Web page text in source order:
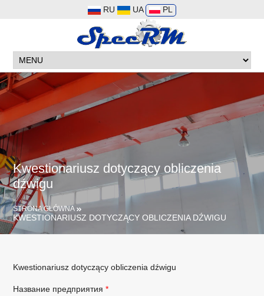
RU UA PL
Kwestionariusz dotyczący obliczenia
dźwigu
STRONA GŁÓWNA
KWESTIONARIUSZ DOTYCZĄCY OBLICZENIA DŹWIGU
Kwestionariusz dotyczący obliczenia dźwigu
Название предприятия*